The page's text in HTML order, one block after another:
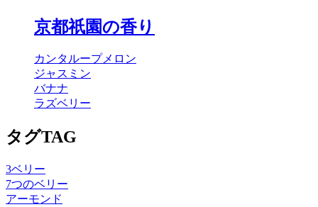
京都祇園の香り
カンタループメロン
ジャスミン
バナナ
ラズベリー
タグTAG
3ベリー
7つのベリー
アーモンド